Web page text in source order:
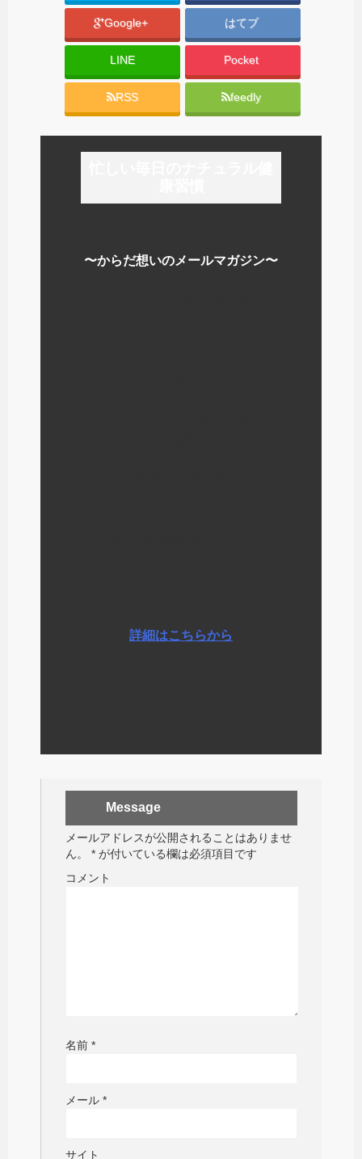
Google+ はてブ
LINE Pocket
RSS feedly
〜からだ想いのメールマガジン〜
詳細はこちらから
Message
メールアドレスが公開されることはありませ
ん。
* が付いている欄は必須項目です
コメント
名前 *
メール *
サイト